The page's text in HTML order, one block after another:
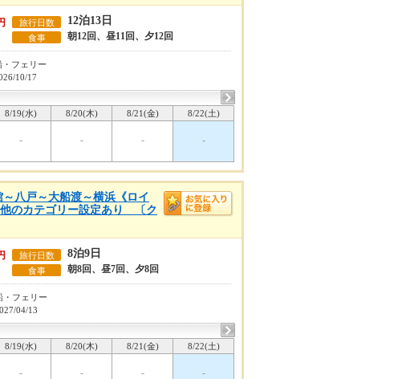
旅行日数 12泊13日
食事 朝12回、昼11回、夕12回
・フェリー
10/17
8/19(水) 8/20(木) 8/21(金) 8/22(土)
- - - -
八戸～大船渡～横浜《ロイ
のカテゴリー設定あり 〔ク
旅行日数 8泊9日
食事 朝8回、昼7回、夕8回
・フェリー
04/13
8/19(水) 8/20(木) 8/21(金) 8/22(土)
- - - -